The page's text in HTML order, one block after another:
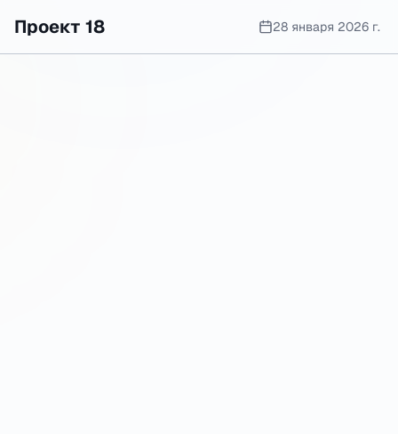
Проект 18 28 января 2026 г.